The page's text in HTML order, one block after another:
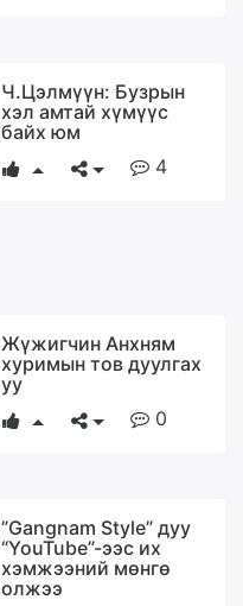
Ч.Цэлмүүн: Бузрын
хэл амтай хүмүүс
байх юм
4
Жүжигчин Анхням
хуримын тов дуулгах
уу
0
”Gangnam Style” дуу
“YouTube”-ээс их
хэмжээний мөнгө
олжээ